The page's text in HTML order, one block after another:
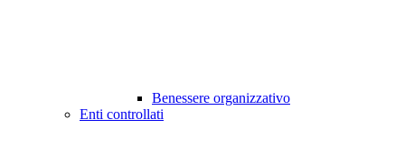
Benessere organizzativo
Enti controllati